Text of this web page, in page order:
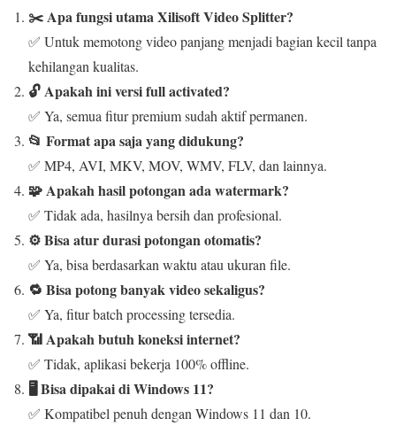
✂️ Apa fungsi utama Xilisoft Video Splitter?
✅ Untuk memotong video panjang menjadi bagian kecil tanpa
kehilangan kualitas.
🔓 Apakah ini versi full activated?
✅ Ya, semua fitur premium sudah aktif permanen.
📂 Format apa saja yang didukung?
✅ MP4, AVI, MKV, MOV, WMV, FLV, dan lainnya.
🧩 Apakah hasil potongan ada watermark?
✅ Tidak ada, hasilnya bersih dan profesional.
⚙️ Bisa atur durasi potongan otomatis?
✅ Ya, bisa berdasarkan waktu atau ukuran file.
🔁 Bisa potong banyak video sekaligus?
✅ Ya, fitur batch processing tersedia.
📶 Apakah butuh koneksi internet?
✅ Tidak, aplikasi bekerja 100% offline.
🖥️ Bisa dipakai di Windows 11?
✅ Kompatibel penuh dengan Windows 11 dan 10.